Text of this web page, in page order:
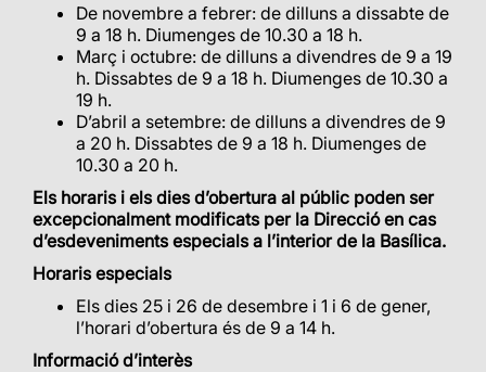
De novembre a febrer: de dilluns a dissabte de
9 a 18 h. Diumenges de 10.30 a 18 h.
Març i octubre: de dilluns a divendres de 9 a 19
h. Dissabtes de 9 a 18 h. Diumenges de 10.30 a
19 h.
D’abril a setembre: de dilluns a divendres de 9
a 20 h. Dissabtes de 9 a 18 h. Diumenges de
10.30 a 20 h.
Els horaris i els dies d’obertura al públic poden ser
excepcionalment modificats per la Direcció en cas
d’esdeveniments especials a l’interior de la Basílica.
Horaris especials
Els dies 25 i 26 de desembre i 1 i 6 de gener,
l’horari d’obertura és de 9 a 14 h.
Informació d’interès